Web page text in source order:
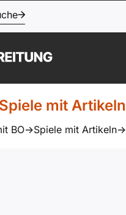
Spiele mit Artikeln
BO->Spiele mit Artikeln->